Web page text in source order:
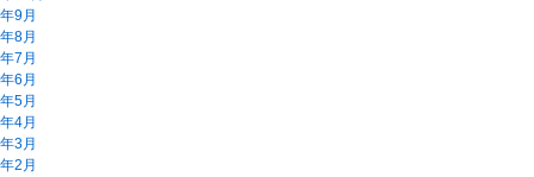
9月
8月
7月
6月
5月
4月
3月
2月